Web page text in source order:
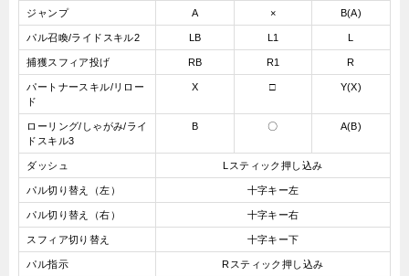
ジャンプ A × B(A)
パル召喚/ライドスキル2 LB L1 L
捕獲スフィア投げ RB R1 R
パートナースキル/リロー
ド
X □ Y(X)
ローリング/しゃがみ/ライ
ドスキル3
B 〇 A(B)
ダッシュ Lスティック押し込み
パル切り替え（左） 十字キー左
パル切り替え（右） 十字キー右
スフィア切り替え 十字キー下
パル指示 Rスティック押し込み